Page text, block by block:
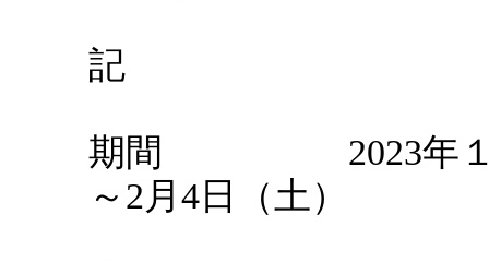
記
期間 2023年１月
～2月4日（土）